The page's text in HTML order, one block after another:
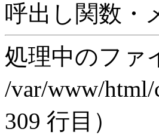
呼出し関数・
処理中のファ
/var/www/html/
309 行目）